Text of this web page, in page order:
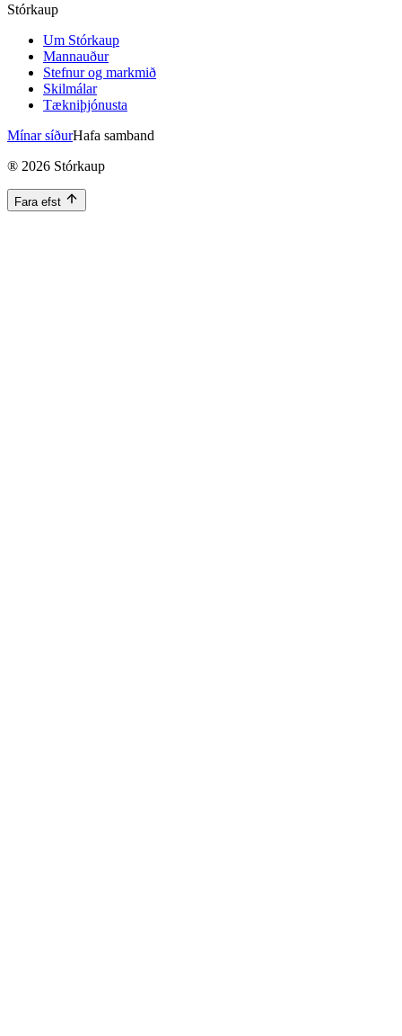
Stórkaup
Um Stórkaup
Mannauður
Stefnur og markmið
Skilmálar
Tækniþjónusta
Mínar síðurHafa samband
® 2026 Stórkaup
Fara efst